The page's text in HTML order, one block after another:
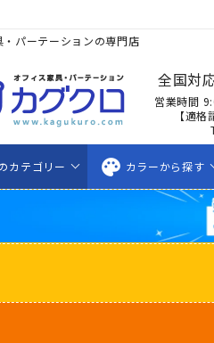
・パーテーションの専門店
全国対
営業時間
【適
カテゴリー palette カラーから探す